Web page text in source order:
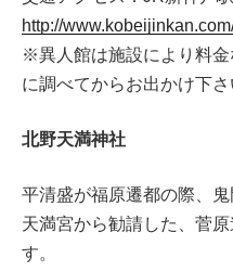
http://
※異人館は施設により料
に調べてからお出かけ下さ
北野天満神社
平清盛が福原遷都の際、
天満宮から勧請した、菅
す。